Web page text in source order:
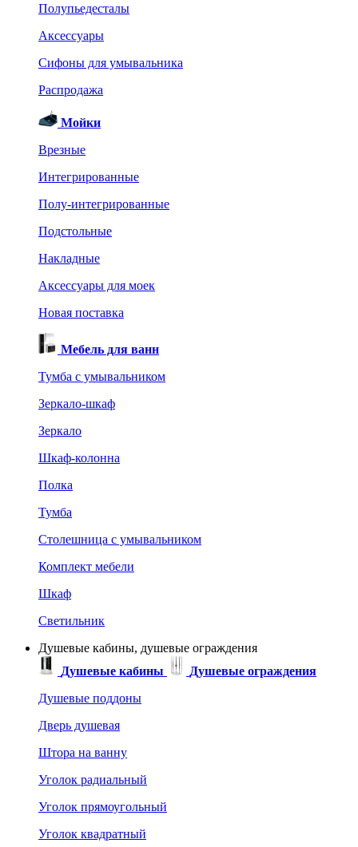
Полупьедесталы
Аксессуары
Сифоны для умывальника
Распродажа
Мойки
Врезные
Интегрированные
Полу-интегрированные
Подстольные
Накладные
Аксессуары для моек
Новая поставка
Мебель для ванн
Тумба с умывальником
Зеркало-шкаф
Зеркало
Шкаф-колонна
Полка
Тумба
Столешница с умывальником
Комплект мебели
Шкаф
Светильник
Душевые кабины, душевые ограждения
Душевые кабины
Душевые ограждения
Душевые поддоны
Дверь душевая
Штора на ванну
Уголок радиальный
Уголок прямоугольный
Уголок квадратный